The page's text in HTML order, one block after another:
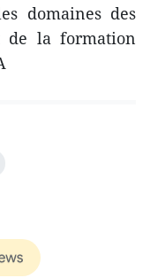
domaines des
de la formation